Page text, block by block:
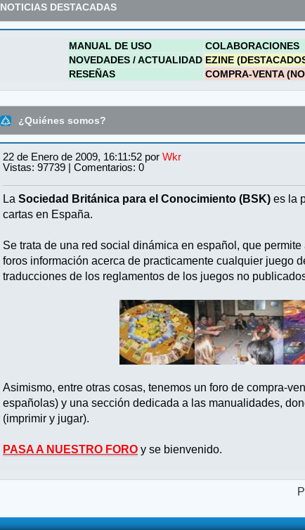
NOTICIAS DESTACADAS
MANUAL DE USO COLABORACIONES
NOVEDADES / ACTUALIDAD EZINE
RESEÑAS
COMPRA-VENTA
¿Quiénes somos?
22 de Enero de 2009, 16:11:52 por Wkr
Vistas: 97739 | Comentarios: 0
La Sociedad Británica para el Conocimiento (BSK) es la
cartas en España.
Se trata de una red social dinámica en español, que
foros información acerca de practicamente cualquier juego
traducciones de los reglamentos de los juegos no
Asimismo, entre otras cosas, tenemos un foro de compra-
españolas) y una sección dedicada a las manualidades,
(imprimir y jugar).
PASA A NUESTRO FORO y se bienvenido.